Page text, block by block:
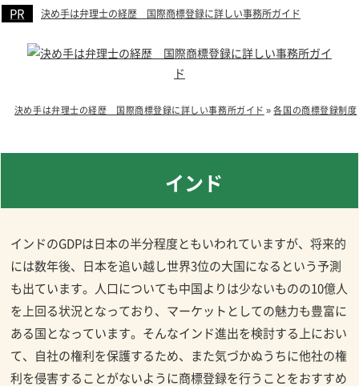
決め手は弁理士の経歴 国際商標登録に詳しい事務所ガイド
決め手は弁理士の経歴 国際商標登録に詳しい事務所ガイド »各国の商標登録制度
インド
インドのGDPは日本の半分程度ともいわれていますが、将来的
には数年後、日本を追い越し世界3位の大国になるという予測
も出ています。人口についても中国よりは少ないものの10億人
を上回る状況となっており、マーケットとしての魅力も豊富に
ある国となっています。そんなインド進出を検討する上におい
て、自社の権利を保護するため、また気づかぬうちに他社の権
利を侵害することがないように商標登録を行うことをおすすめ